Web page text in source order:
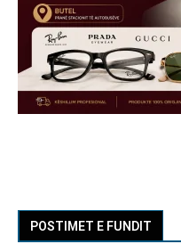
POSTIMET E FUNDIT